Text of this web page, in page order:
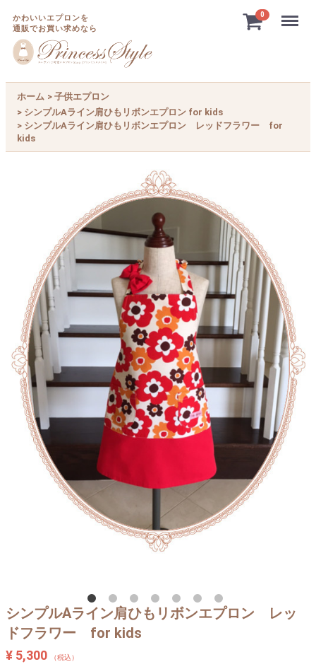
0
かわいいエプロンを
通販でお買い求めなら
Menu
ホーム
子供エプロン
シンプルAライン肩ひもリボンエプロン for kids
シンプルAライン肩ひもリボンエプロン レッドフラワー for
kids
シンプルAライン肩ひもリボンエプロン レッ
ドフラワー for kids
¥ 5,300 （税込）